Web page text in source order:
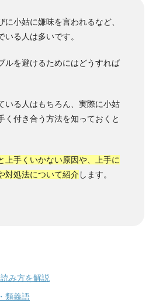
に小姑に嫌味を言われるなど、
る人は多いです。
ルを避けるためにはどうすれば
いる人はもちろん、実際に小姑
く付き合う方法を知っておくと
上手くいかない原因や、上手に
対処法について紹介 します。
み方を解説
類義語